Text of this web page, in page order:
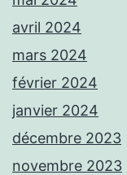
avril 2024
mars 2024
février 2024
janvier 2024
décembre 2023
novembre 2023